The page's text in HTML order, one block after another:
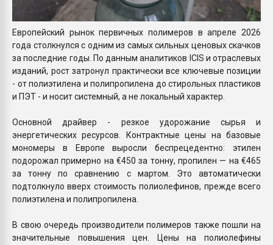
Европейский рынок первичных полимеров в апреле 2026
года столкнулся с одним из самых сильных ценовых скачков
за последние годы. По данным аналитиков ICIS и отраслевых
изданий, рост затронул практически все ключевые позиции
- от полиэтилена и полипропилена до стирольных пластиков
и ПЭТ - и носит системный, а не локальный характер.
Основной драйвер - резкое удорожание сырья и
энергетических ресурсов. Контрактные цены на базовые
мономеры в Европе выросли беспрецедентно: этилен
подорожал примерно на €450 за тонну, пропилен — на €465
за тонну по сравнению с мартом. Это автоматически
подтолкнуло вверх стоимость полиолефинов, прежде всего
полиэтилена и полипропилена.
В свою очередь производители полимеров также пошли на
значительные повышения цен. Цены на полиолефины